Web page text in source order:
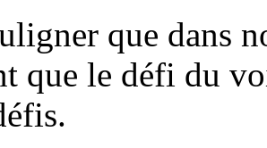
que dans
que le défi du